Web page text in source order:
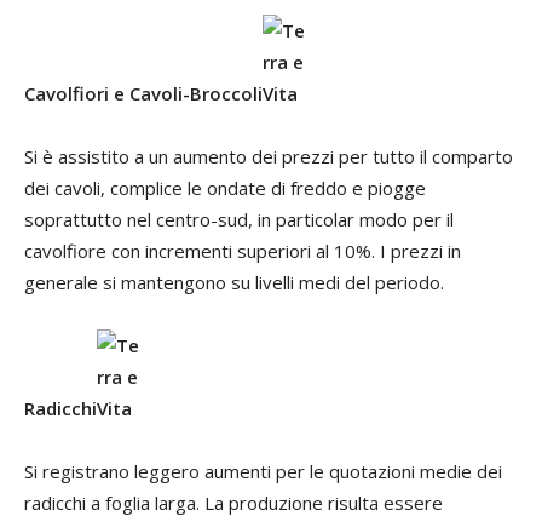
Cavolfiori e Cavoli-Broccoli
Si è assistito a un aumento dei prezzi per tutto il comparto
dei cavoli, complice le ondate di freddo e piogge
soprattutto nel centro-sud, in particolar modo per il
cavolfiore con incrementi superiori al 10%. I prezzi in
generale si mantengono su livelli medi del periodo.
Radicchi
Si registrano leggero aumenti per le quotazioni medie dei
radicchi a foglia larga. La produzione risulta essere